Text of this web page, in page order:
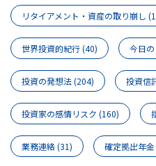
リタイアメント・資産の取り崩し
世界投資的紀行(40) 今日の
投資の発想法(204) 投資信
投資家の感情リスク (160)
業務連絡(31) 確定拠出年金